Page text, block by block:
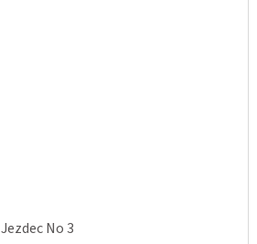
Jezdec No 3